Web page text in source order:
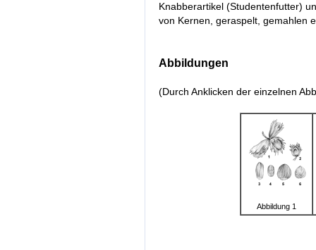
Knabberartikel (Studentenfutter)
von Kernen, geraspelt, gemahlen
Abbildungen
(Durch Anklicken der einzelnen
Abbildung 1